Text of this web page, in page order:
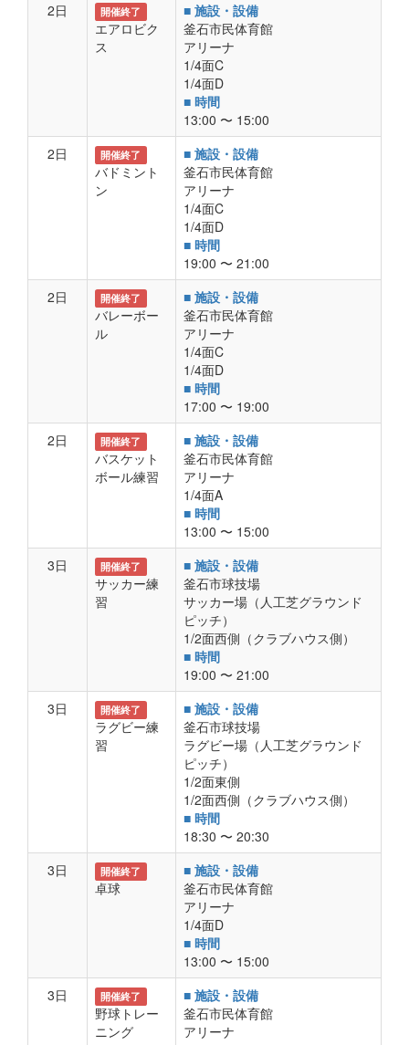
2日
開催終了
エアロビク
ス
■ 施設・設備
釜石市民体育館
アリーナ
1/4面C
1/4面D
■ 時間
13:00 〜 15:00
2日
開催終了
バドミント
ン
■ 施設・設備
釜石市民体育館
アリーナ
1/4面C
1/4面D
■ 時間
19:00 〜 21:00
2日
開催終了
バレーボー
ル
■ 施設・設備
釜石市民体育館
アリーナ
1/4面C
1/4面D
■ 時間
17:00 〜 19:00
2日
開催終了
バスケット
ボール練習
■ 施設・設備
釜石市民体育館
アリーナ
1/4面A
■ 時間
13:00 〜 15:00
3日
開催終了
サッカー練
習
■ 施設・設備
釜石市球技場
サッカー場（人工芝グラウンド
ピッチ）
1/2面西側（クラブハウス側）
■ 時間
19:00 〜 21:00
3日
開催終了
ラグビー練
習
■ 施設・設備
釜石市球技場
ラグビー場（人工芝グラウンド
ピッチ）
1/2面東側
1/2面西側（クラブハウス側）
■ 時間
18:30 〜 20:30
3日
開催終了
卓球
■ 施設・設備
釜石市民体育館
アリーナ
1/4面D
■ 時間
13:00 〜 15:00
3日
開催終了
野球トレー
ニング
■ 施設・設備
釜石市民体育館
アリーナ